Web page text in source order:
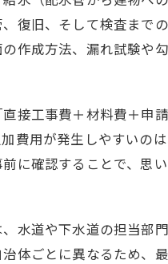
復旧、そして検査まで
作成方法、漏れ試験や
接工事費＋材料費＋申
費用が発生しやすいの
に確認することで、思
水道や下水道の担当部
体ごとに異なるため、